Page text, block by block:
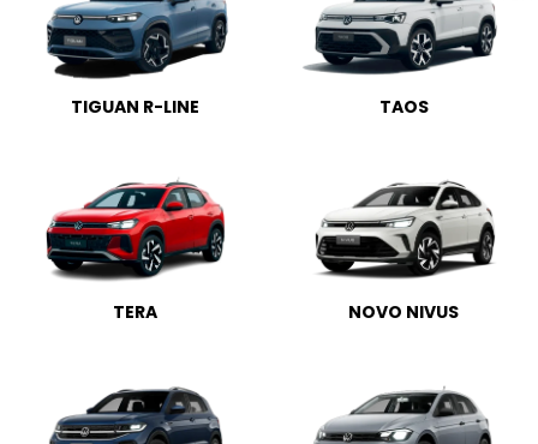
TIGUAN R-LINE TAOS
TERA NOVO NIVUS